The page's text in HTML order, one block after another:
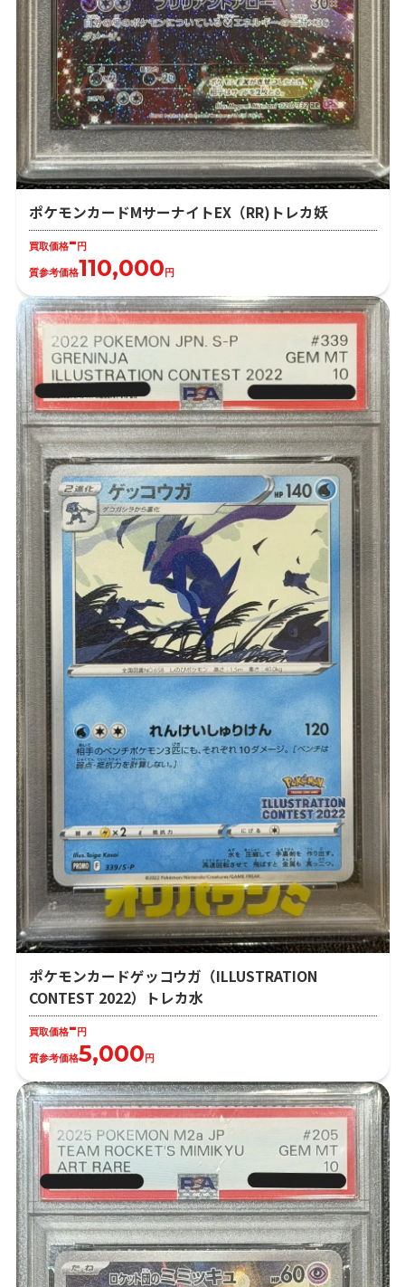
ポケモンカードMサーナイトEX（RR)トレカ妖
買取価格-円
質参考価格110,000円
ポケモンカードゲッコウガ（ILLUSTRATION
CONTEST 2022）トレカ水
買取価格-円
質参考価格5,000円